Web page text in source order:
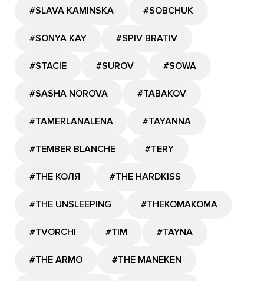
#SLAVA KAMINSKA #SOBCHUK
#SONYA KAY #SPIV BRATIV
#STACIE #SUROV #SOWA
#SASHA NOROVA #TABAKOV
#TAMERLANALENA #TAYANNA
#TEMBER BLANCHE #TERY
#THE КОЛЯ #THE HARDKISS
#THE UNSLEEPING #THEKOMAKOMA
#TVORCHI #TIM #TAYNA
#THE ARMO #THE MANEKEN